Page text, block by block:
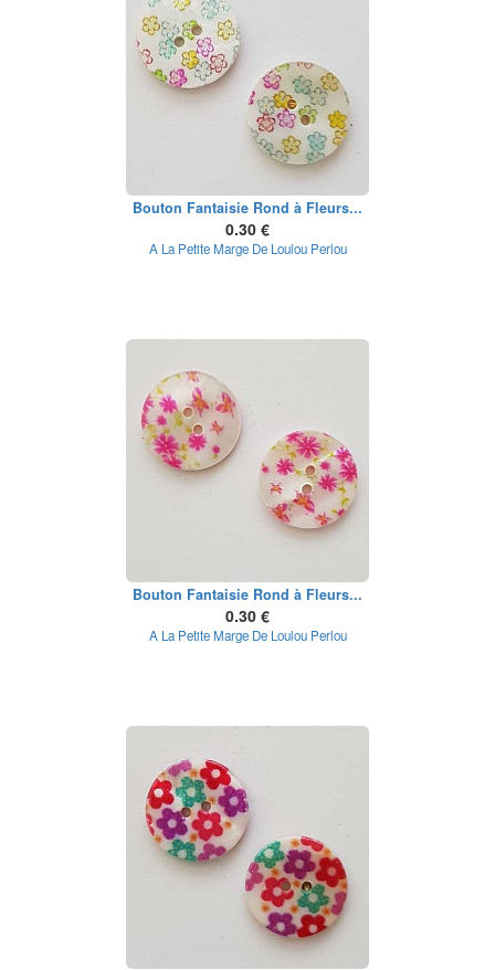
Bouton Fantaisie Rond à Fleurs...
0.30 €
A La Petite Marge De Loulou Perlou
Bouton Fantaisie Rond à Fleurs...
0.30 €
A La Petite Marge De Loulou Perlou